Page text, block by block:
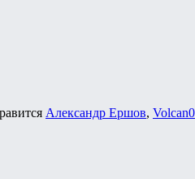
Александр Ершов, Volcan0